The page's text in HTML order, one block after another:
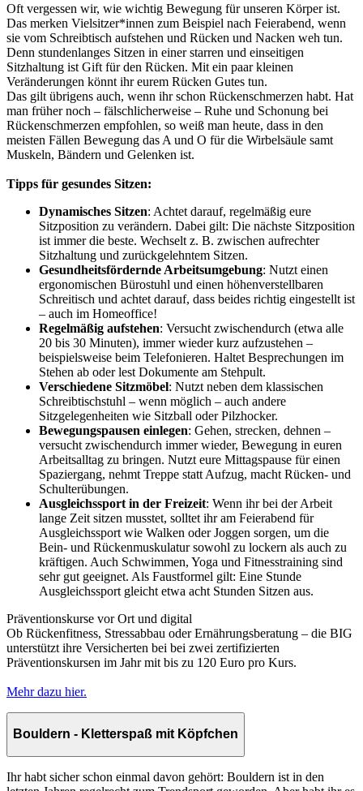
Oft vergessen wir, wie wichtig Bewegung für unseren Körper ist.
Das merken Vielsitzer*innen zum Beispiel nach Feierabend, wenn
sie vom Schreibtisch aufstehen und Rücken und Nacken weh tun.
Denn stundenlanges Sitzen in einer starren und einseitigen
Sitzhaltung ist Gift für den Rücken. Mit ein paar kleinen
Veränderungen könnt ihr eurem Rücken Gutes tun.
Das gilt übrigens auch, wenn ihr schon Rückenschmerzen habt. Hat
man früher noch – fälschlicherweise – Ruhe und Schonung bei
Rückenschmerzen empfohlen, so weiß man heute, dass in den
meisten Fällen Bewegung das A und O für die Wirbelsäule samt
Muskeln, Bändern und Gelenken ist.
Tipps für gesundes Sitzen:
Dynamisches Sitzen: Achtet darauf, regelmäßig eure
Sitzposition zu verändern. Dabei gilt: Die nächste Sitzposition
ist immer die beste. Wechselt z. B. zwischen aufrechter
Sitzhaltung und zurückgelehntem Sitzen.
Gesundheitsfördernde Arbeitsumgebung: Nutzt einen
ergonomischen Bürostuhl und einen höhenverstellbaren
Schreitisch und achtet darauf, dass beides richtig eingestellt ist
– auch im Homeoffice!
Regelmäßig aufstehen: Versucht zwischendurch (etwa alle
20 bis 30 Minuten), immer wieder kurz aufzustehen –
beispielsweise beim Telefonieren. Haltet Besprechungen im
Stehen ab oder lest Dokumente am Stehpult.
Verschiedene Sitzmöbel: Nutzt neben dem klassischen
Schreibtischstuhl – wenn möglich – auch andere
Sitzgelegenheiten wie Sitzball oder Pilzhocker.
Bewegungspausen einlegen: Gehen, strecken, dehnen –
versucht zwischendurch immer wieder, Bewegung in euren
Arbeitsalltag zu bringen. Nutzt eure Mittagspause für einen
Spaziergang, nehmt Treppe statt Aufzug, macht Rücken- und
Schulterübungen.
Ausgleichssport in der Freizeit: Wenn ihr bei der Arbeit
lange Zeit sitzen musstet, solltet ihr am Feierabend für
Ausgleichssport wie Walken oder Joggen sorgen, um die
Bein- und Rückenmuskulatur sowohl zu lockern als auch zu
kräftigen. Auch Schwimmen, Yoga und Fitnesstraining sind
sehr gut geeignet. Als Faustformel gilt: Eine Stunde
Ausgleichssport gleicht etwa acht Stunden Sitzen aus.
Präventionskurse vor Ort und digital
Ob Rückenfitness, Stressabbau oder Ernährungsberatung – die BIG
unterstützt ihre Versicherten bei bei zwei zertifizierten
Präventionskursen im Jahr mit bis zu 120 Euro pro Kurs.
Mehr dazu hier.
Bouldern - Kletterspaß mit Köpfchen
Ihr habt sicher schon einmal davon gehört: Bouldern ist in den